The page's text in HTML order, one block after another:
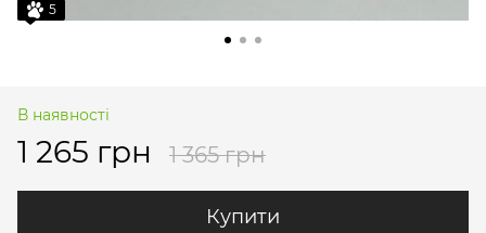
5
В наявності
1 265 грн 1 365 грн
Купити